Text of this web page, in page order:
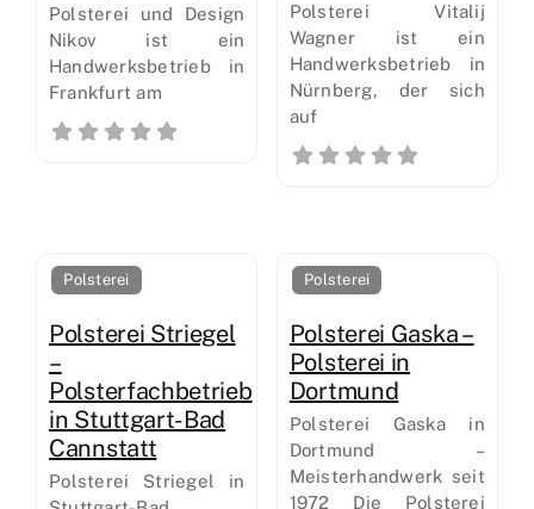
Polsterei und Design
Nikov ist ein
Handwerksbetrieb in
Frankfurt am
Polsterei Vitalij
Wagner ist ein
Handwerksbetrieb in
Nürnberg, der sich
auf
Polsterei
Polsterei Striegel
–
Polsterfachbetrieb
in Stuttgart-Bad
Cannstatt
Polsterei Striegel in
Polsterei
Polsterei Gaska –
Polsterei in
Dortmund
Polsterei Gaska in
Dortmund –
Meisterhandwerk seit
1972 Die Polsterei